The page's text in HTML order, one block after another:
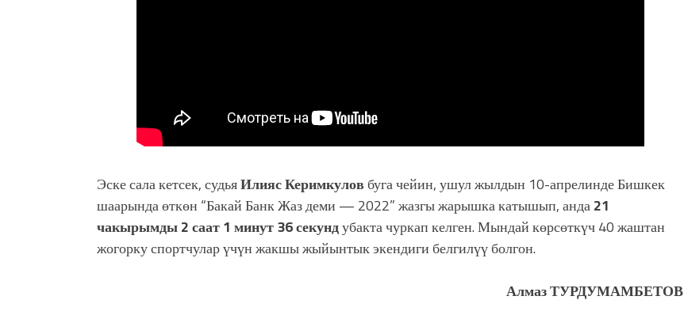
Эске сала кетсек, судьяИлияс Керимкуловбуга чейин, ушул жылдын 10-апрелинде Бишкек
шаарында өткөн “Бакай Банк Жаз деми — 2022” жазгы жарышка катышып, анда21
чакырымды 2 саат 1 минут 36 секундубакта чуркап келген. Мындай көрсөткүч 40 жаштан
жогорку спортчулар үчүн жакшы жыйынтык экендиги белгилүү болгон.
Алмаз ТУРДУМАМБЕТОВ